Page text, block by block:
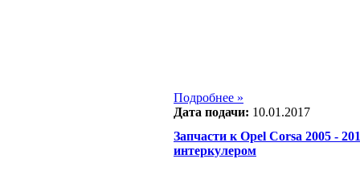
Подробнее »
Дата подачи: 10.01.2017
Запчасти к Opel Corsa 2005 -
интеркулером